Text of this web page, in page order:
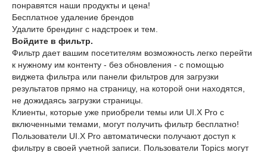
понравятся наши продукты и цена!
Бесплатное удаление брендов
Удалите брендинг с надстроек и тем.
Войдите в фильтр.
Фильтр дает вашим посетителям возможность легко перейти
к нужному им контенту - без обновления - с помощью
виджета фильтра или панели фильтров для загрузки
результатов прямо на страницу, на которой они находятся,
не дожидаясь загрузки страницы.
Клиенты, которые уже приобрели темы или UI.X Pro с
включенными темами, могут получить фильтр бесплатно!
Пользователи UI.X Pro автоматически получают доступ к
фильтру в своей учетной записи. Пользователи Topics могут